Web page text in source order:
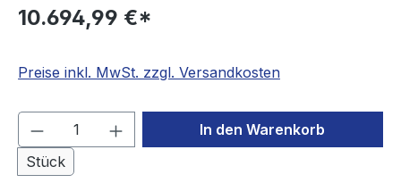
10.694,99 €*
Preise inkl. MwSt. zzgl. Versandkosten
Produkt Anzahl: Gib den
Stück
In den Warenkorb